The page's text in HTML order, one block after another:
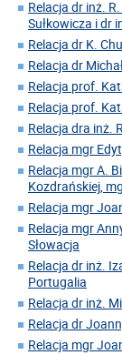
Relacja dr inż.
Sułkowicza i dr
Relacja dr K.
Relacja dr
Relacja prof.
Relacja prof.
Relacja dra inż.
Relacja mgr
Relacja mgr A.
Kozdrańskiej,
Relacja mgr
Relacja mgr
Słowacja
Relacja dr inż.
Portugalia
Relacja dr inż.
Relacja dr
Relacja mgr